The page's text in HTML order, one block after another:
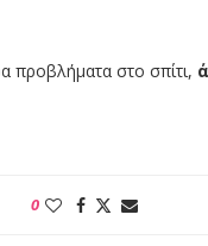
προβλήματα στο σπίτι,
0